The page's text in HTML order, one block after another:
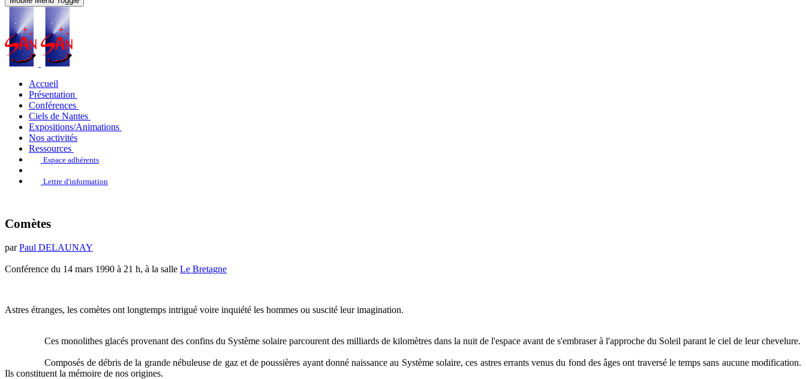
Accueil
Présentation
Conférences
Ciels de Nantes
Expositions/Animations
Nos activités
Ressources
Espace adhérents
Lettre d'information
Comètes
parPaul DELAUNAY
Conférence du 14 mars 1990 à 21 h, à la salle Le Bretagne
Astres étranges, les comètes ont longtemps intrigué voire inquiété les hommes ou suscité leur imagination.
Ces monolithes glacés provenant des confins du Système solaire parcourent des milliards de kilomètres dans la nuit de l'espace avant de s'embraser à l'approche du Soleil parant le ciel de leur chevelure.
Composés de débris de la grande nébuleuse de gaz et de poussières ayant donné naissance au Système solaire, ces astres errants venus du fond des âges ont traversé le temps sans aucune modification.
Ils constituent la mémoire de nos origines.